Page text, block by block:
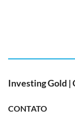
Investing Gold |
CONTATO